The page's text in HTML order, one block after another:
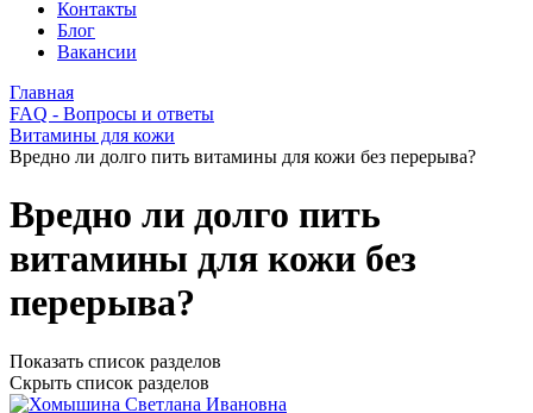
Контакты
Блог
Вакансии
Главная
FAQ - Вопросы и ответы
Витамины для кожи
Вредно ли долго пить витамины для кожи без перерыва?
Вредно ли долго пить
витамины для кожи без
перерыва?
Показать список разделов
Скрыть список разделов